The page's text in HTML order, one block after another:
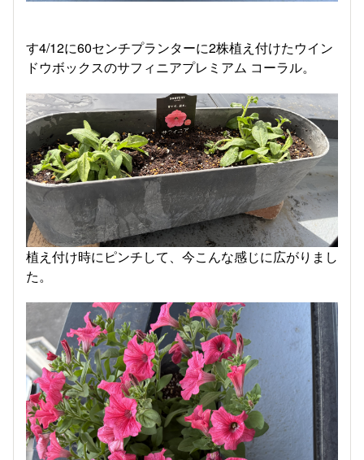
す4/12に60センチプランターに2株植え付けたウイン
ドウボックスのサフィニアプレミアム コーラル。
植え付け時にピンチして、今こんな感じに広がりまし
た。